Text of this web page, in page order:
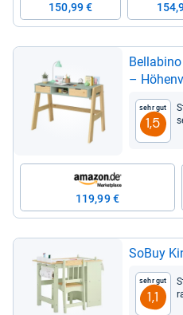
150,99 €
–
grün/natur
Sehr gut
1,5
119,99 €
SoBuy
Sehr gut
1,1